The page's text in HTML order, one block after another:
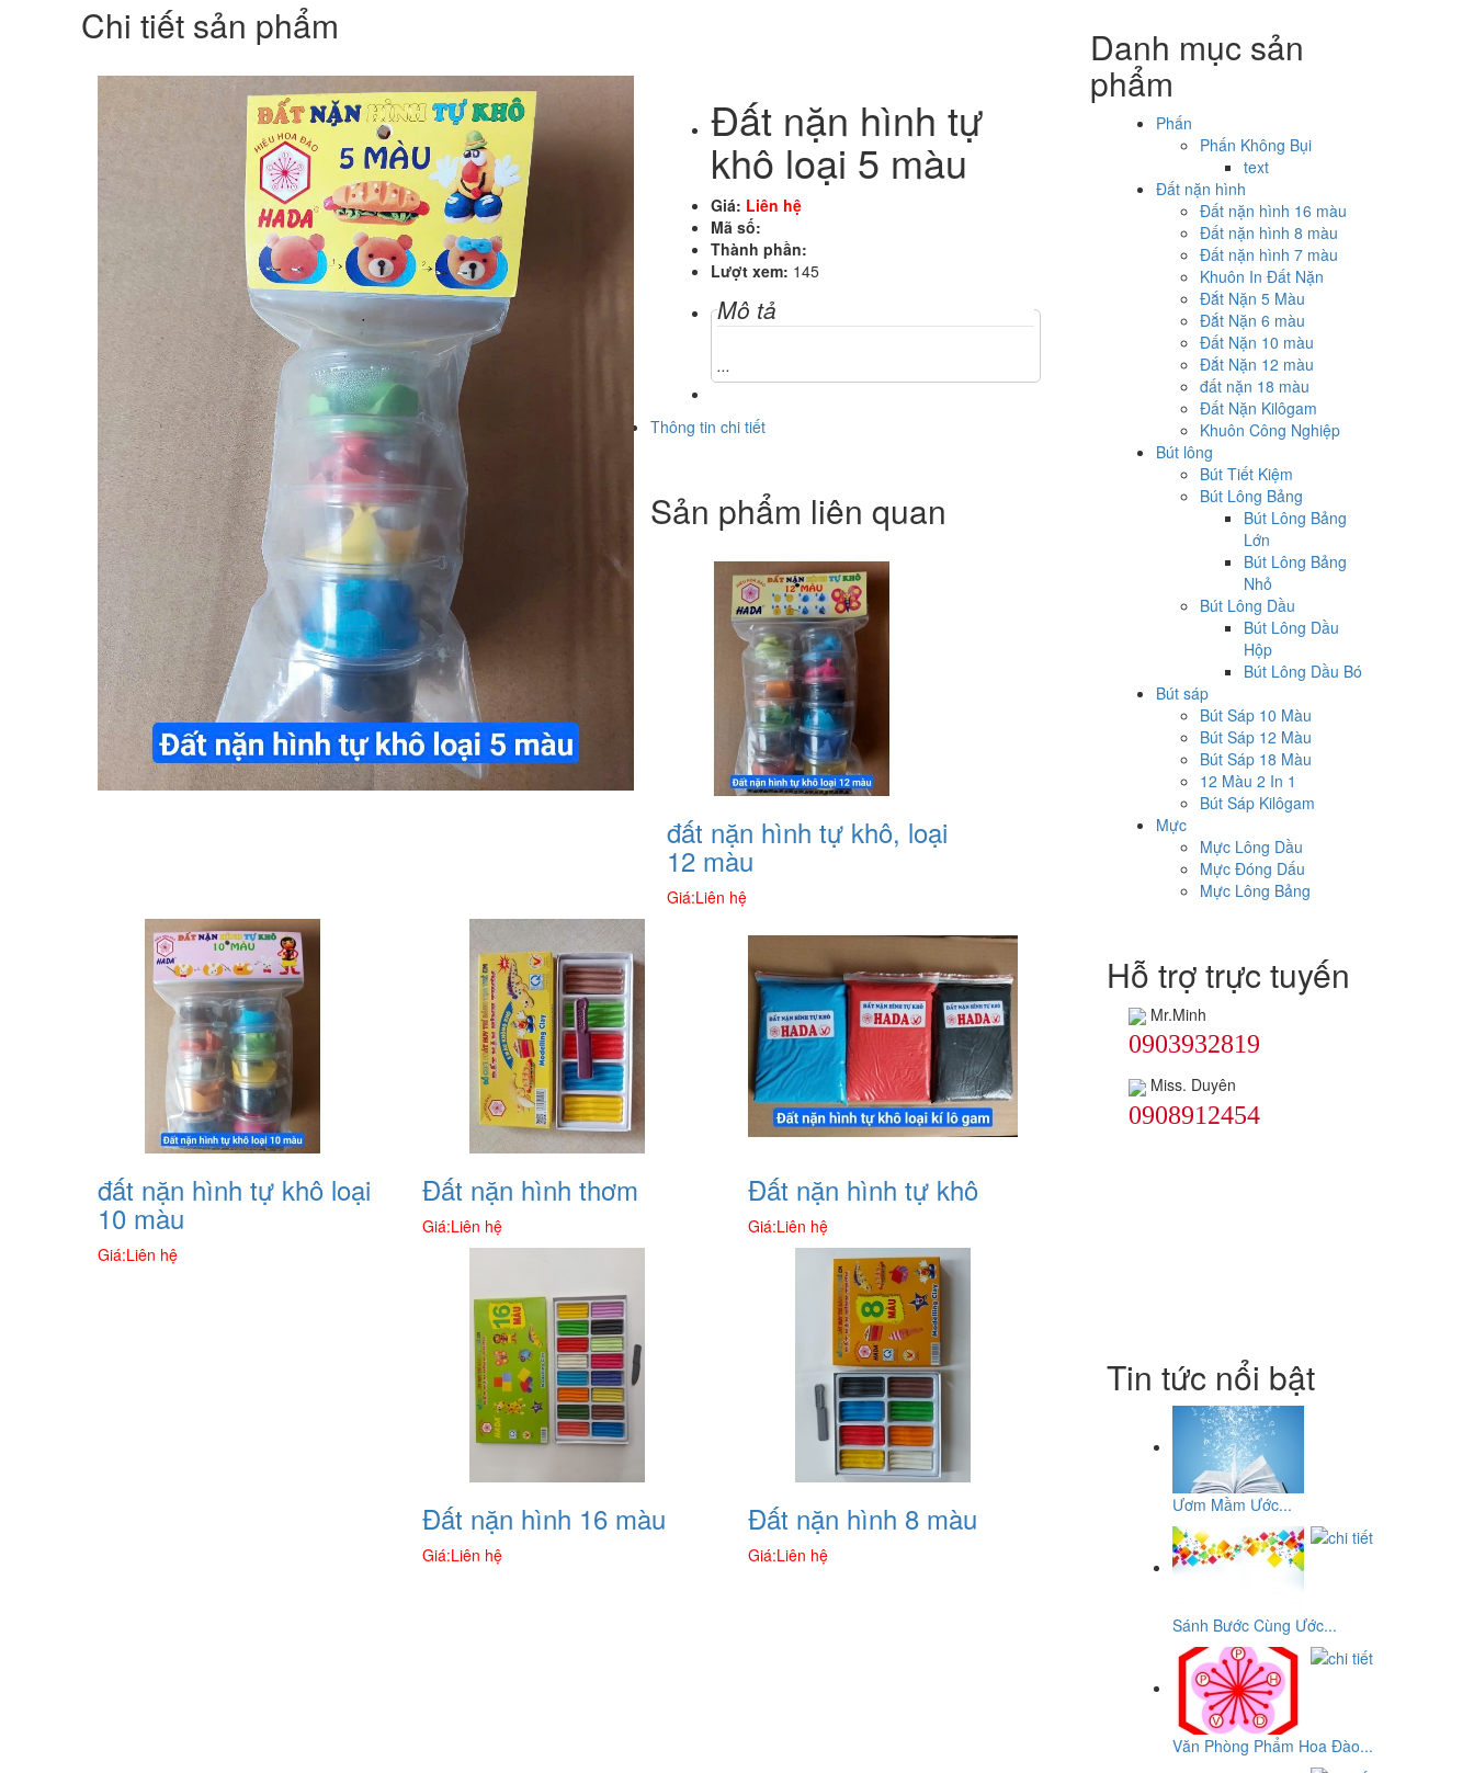
Chi tiết sản phẩm
Đất nặn hình tự
khô loại 5 màu
Giá: Liên hệ
Mã số:
Thành phần:
Lượt xem: 145
Mô tả
...
Thông tin chi tiết
Sản phẩm liên quan
đất nặn hình tự khô, loại
12 màu
Giá:Liên hệ
đất nặn hình tự khô loại
10 màu
Giá:Liên hệ
Đất nặn hình thơm
Giá:Liên hệ
Đất nặn hình tự khô
Giá:Liên hệ
Đất nặn hình 16 màu
Giá:Liên hệ
Đất nặn hình 8 màu
Giá:Liên hệ
Danh mục sản
phẩm
Phấn
Phấn Không Bụi
text
Đất nặn hình
Đất nặn hình 16 màu
Đất nặn hình 8 màu
Đất nặn hình 7 màu
Khuôn In Đất Nặn
Đắt Nặn 5 Màu
Đắt Nặn 6 màu
Đất Nặn 10 màu
Đắt Nặn 12 màu
đất nặn 18 màu
Đất Nặn Kilôgam
Khuôn Công Nghiệp
Bút lông
Bút Tiết Kiệm
Bút Lông Bảng
Bút Lông Bảng
Lớn
Bút Lông Bảng
Nhỏ
Bút Lông Dầu
Bút Lông Dầu
Hộp
Bút Lông Dầu Bó
Bút sáp
Bút Sáp 10 Màu
Bút Sáp 12 Màu
Bút Sáp 18 Màu
12 Màu 2 In 1
Bút Sáp Kilôgam
Mực
Mực Lông Dầu
Mực Đóng Dấu
Mực Lông Bảng
Hỗ trợ trực tuyến
Mr.Minh
0903932819
Miss. Duyên
0908912454
Tin tức nổi bật
Ươm Mầm Ước...
Sánh Bước Cùng Ước...
Văn Phòng Phẩm Hoa Đào...